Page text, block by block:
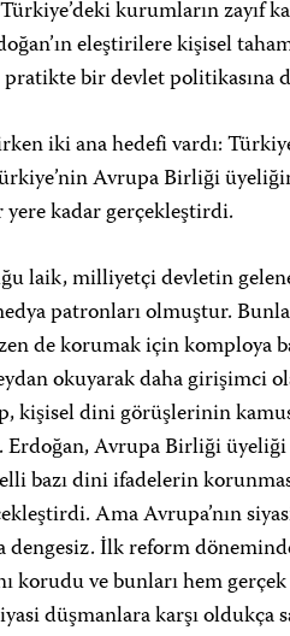
kurumların zayıf
eleştirilere kişisel
bir devlet politikasına
iki ana hedefi vardı:
Avrupa Birliği
kadar gerçekleştirdi.
laik, milliyetçi devletin
patronları olmuştur.
de korumak için komploya
okuyarak daha girişimci
kişisel dini görüşlerinin
Erdoğan, Avrupa Birliği
bazı dini ifadelerin
Ama Avrupa’nın
dengesiz. İlk reform
korudu ve bunları hem
düşmanlara karşı oldukça